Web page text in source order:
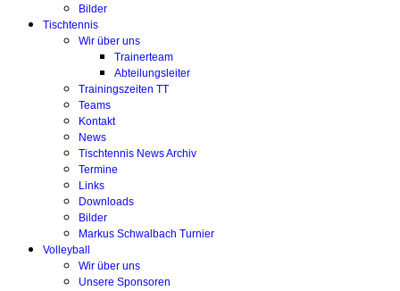
Bilder
Tischtennis
Wir über uns
Trainerteam
Abteilungsleiter
Trainingszeiten TT
Teams
Kontakt
News
Tischtennis News Archiv
Termine
Links
Downloads
Bilder
Markus Schwalbach Turnier
Volleyball
Wir über uns
Unsere Sponsoren